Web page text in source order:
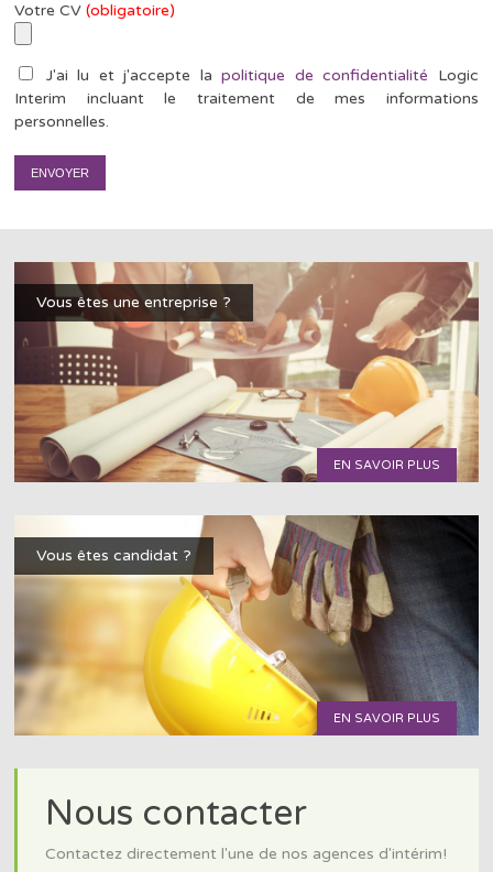
Votre CV(obligatoire)
J'ai lu et j'accepte lapolitique de confidentialité Logic
Interim incluant le traitement de mes informations
personnelles.
Vous êtes une entreprise ?
EN SAVOIR PLUS
Vous êtes candidat ?
EN SAVOIR PLUS
Nous contacter
Contactez directement l'une de nos agences d'intérim!